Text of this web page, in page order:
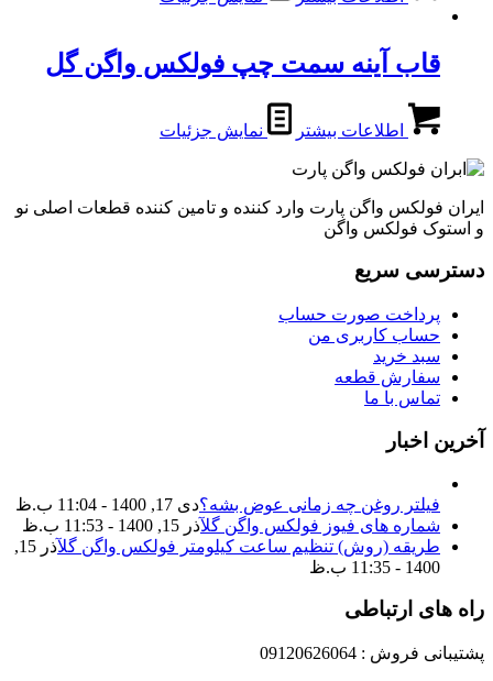
قاب آینه سمت چپ فولکس واگن گل
اطلاعات بیشتر نمایش جزئیات
ایران فولکس واگن پارت وارد کننده و تامین کننده قطعات اصلی نو
و استوک فولکس واگن
دسترسی سریع
پرداخت صورت حساب
حساب کاربری من
سبد خرید
سفارش قطعه
تماس با ما
آخرین اخبار
فیلتر روغن چه زمانی عوض بشه؟دی 17, 1400 - 11:04 ب.ظ
شماره های فیوز فولکس واگن گلآذر 15, 1400 - 11:53 ب.ظ
طریقه (روش) تنظیم ساعت کیلومتر فولکس واگن گل
آذر 15,
1400 - 11:35 ب.ظ
راه های ارتباطی
پشتیبانی فروش : 09120626064